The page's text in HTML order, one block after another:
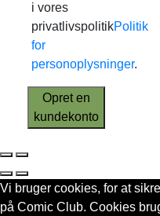
i vores
privatlivspolitikPolitik
for
personoplysninger.
Opret en
kundekonto
Vi bruger cookies, for at
på Comic Club. Cookies